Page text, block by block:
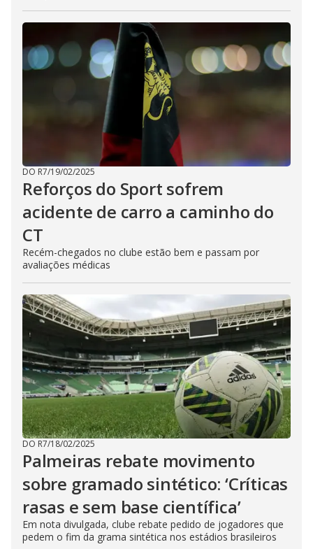
DO R7/19/02/2025
Reforços do Sport sofrem
acidente de carro a caminho do
CT
Recém-chegados no clube estão bem e passam por
avaliações médicas
DO R7/18/02/2025
Palmeiras rebate movimento
sobre gramado sintético: ‘Críticas
rasas e sem base científica’
Em nota divulgada, clube rebate pedido de jogadores que
pedem o fim da grama sintética nos estádios brasileiros